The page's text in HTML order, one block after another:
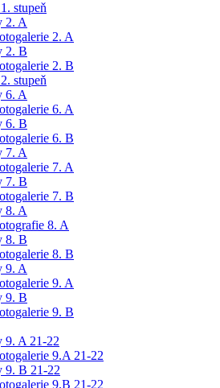
stupeň
2. A
2. A
2. B
2. B
stupeň
6. A
6. A
6. B
6. B
7. A
7. A
7. B
7. B
8. A
8. A
8. B
8. B
9. A
9. A
9. B
9. B
9. A 21-22
9.A 21-22
9. B 21-22
9.B 21-22